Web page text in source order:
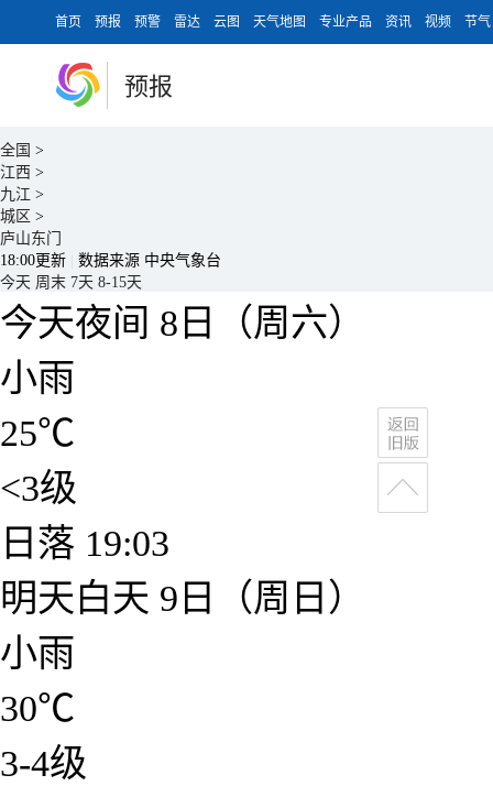
首页 预报 预警 雷达 云图 天气地图 专业产品 资讯 视频 节气
预报
全国 >
江西 >
九江 >
城区 >
庐山东门
18:00更新
数据来源 中央气象台
今天 周末 7天 8-15天
今天夜间 8日（周六）
小雨
25℃
<3级
日落 19:03
明天白天 9日（周日）
小雨
30℃
3-4级